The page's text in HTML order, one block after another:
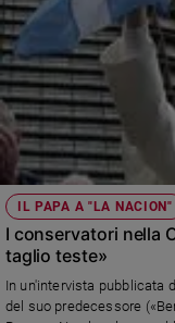
IL PAPA A "LA NACION"
I conservatori nella
taglio teste»
In un'intervista pubblicata
del suo predecessore